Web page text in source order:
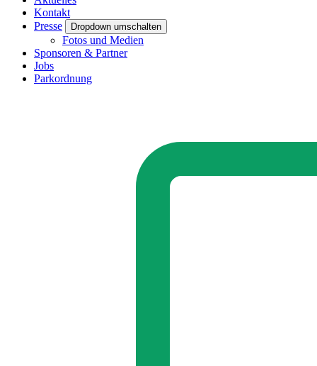
Kontakt
Presse
Dropdown umschalten
Fotos und Medien
Sponsoren & Partner
Jobs
Parkordnung